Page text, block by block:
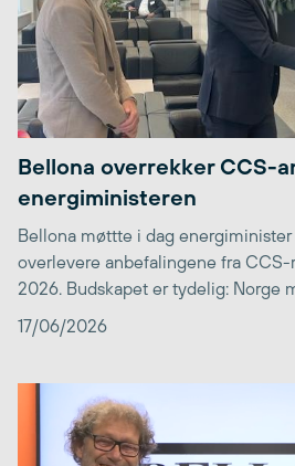
Bellona overrekker CCS-
energiministeren
Bellona møttte i dag energiminister
overlevere anbefalingene fra
2026. Budskapet er tydelig: Norge
17/06/2026